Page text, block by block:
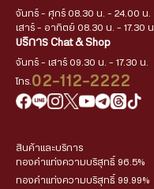
จันทร์ - ศุกร์ 08.30 น. - 24.00 น.
เสาร์ - อาทิตย์ 08.30 น. - 17.30 น.
บริการ Chat & Shop
จันทร์ - เสาร์ 09.30 น. - 17.30 น.
โทร. 02-112-2222
สินค้าและบริการ
ทองคำแท่งความบริสุทธิ์ 96.5%
ทองคำแท่งความบริสุทธิ์ 99.99%